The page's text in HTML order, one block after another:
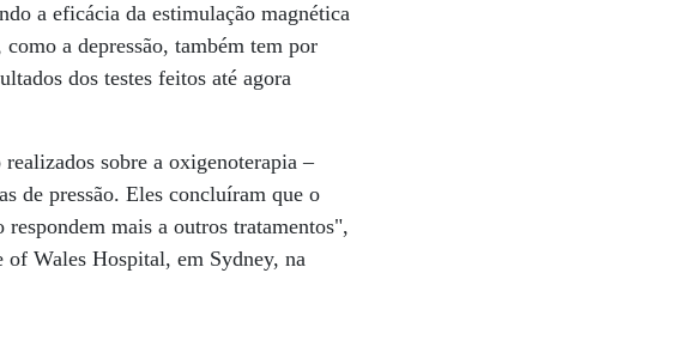
a eficácia da estimulação magnética
a depressão, também tem por
dos testes feitos até agora
sobre a oxigenoterapia –
de pressão. Eles concluíram que o
mais a outros tratamentos",
Wales Hospital, em Sydney, na